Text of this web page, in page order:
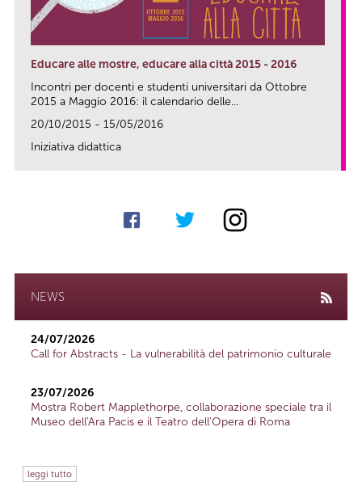
Educare alle mostre, educare alla città 2015 - 2016
Incontri per docenti e studenti universitari da Ottobre
2015 a Maggio 2016: il calendario delle...
20/10/2015 - 15/05/2016
Iniziativa didattica
NEWS
24/07/2026
Call for Abstracts - La vulnerabilità del patrimonio culturale
23/07/2026
Mostra Robert Mapplethorpe, collaborazione speciale tra il
Museo dell'Ara Pacis e il Teatro dell'Opera di Roma
leggi tutto